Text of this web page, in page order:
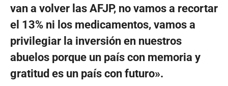
van a volver las AFJP, no vamos a recortar
el 13% ni los medicamentos, vamos a
privilegiar la inversión en nuestros
abuelos porque un país con memoria y
gratitud es un país con futuro».